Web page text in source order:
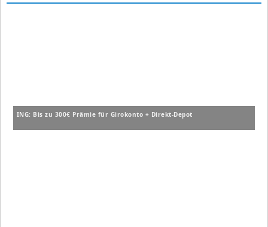
ING: Bis zu 300€ Prämie für Girokonto + Direkt-Depot